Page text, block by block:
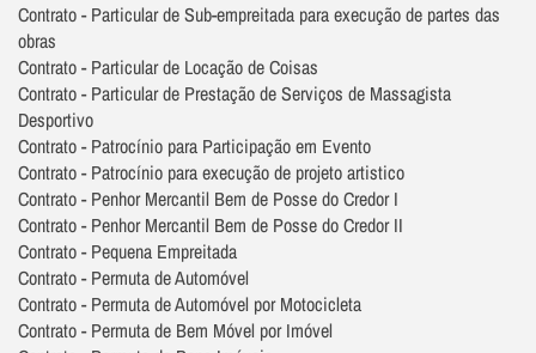
Contrato - Particular de Sub-empreitada para execução de partes das
obras
Contrato - Particular de Locação de Coisas
Contrato - Particular de Prestação de Serviços de Massagista
Desportivo
Contrato - Patrocínio para Participação em Evento
Contrato - Patrocínio para execução de projeto artistico
Contrato - Penhor Mercantil Bem de Posse do Credor I
Contrato - Penhor Mercantil Bem de Posse do Credor II
Contrato - Pequena Empreitada
Contrato - Permuta de Automóvel
Contrato - Permuta de Automóvel por Motocicleta
Contrato - Permuta de Bem Móvel por Imóvel